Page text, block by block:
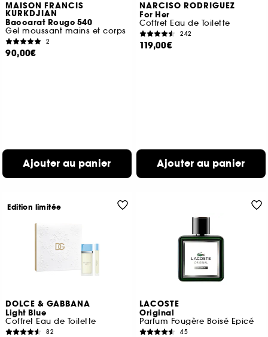
MAISON FRANCIS
KURKDJIAN
Baccarat Rouge 540
Gel moussant mains et corps
2
90,00€
Ajouter au panier
NARCISO RODRIGUEZ
For Her
Coffret Eau de Toilette
242
119,00€
Ajouter au panier
DOLCE & GABBANA
Light Blue
Coffret Eau de Toilette
82
Edition limitée
LACOSTE
Original
Parfum Fougère Boisé Epicé
45